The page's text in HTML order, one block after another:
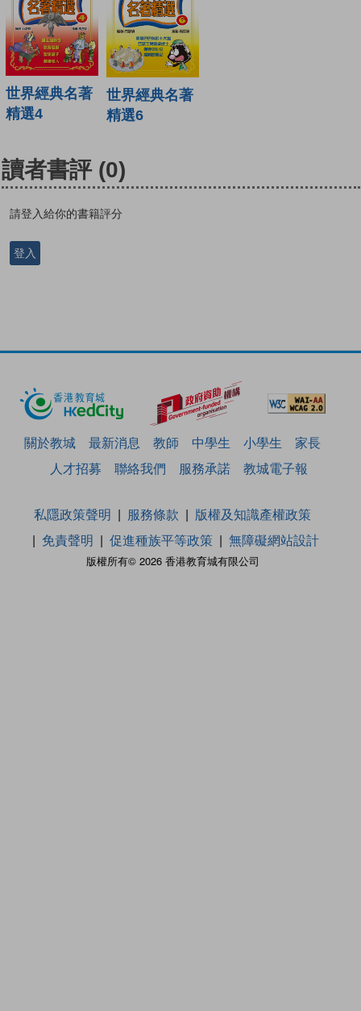
世界經典名著
精選4
世界經典名著
精選6
讀者書評 (0)
請登入給你的書籍評分
登入
關於教城 最新消息 教師 中學生 小學生
家長
人才招募
聯絡我們 服務承諾 教城電子報
版權所有© 2026 香港教育城有限公司
私隱政策聲明 服務條款
版權及知識產權政策
免責聲明
促進種族平等政策 無障礙網站設計